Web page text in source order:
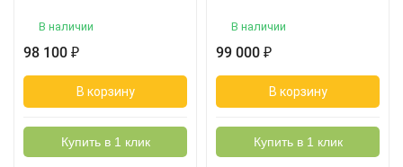
В наличии
98 100 ₽
В корзину
Купить в 1 клик
В наличии
99 000 ₽
В корзину
Купить в 1 клик